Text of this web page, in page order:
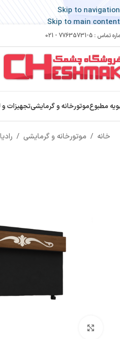
Skip to navigation
Skip to main content
تماس : 5-77635731 - 021
مطبوعموتورخانه و گرمایشیتجهیزات و
خانه / موتورخانه و گرمایشی /